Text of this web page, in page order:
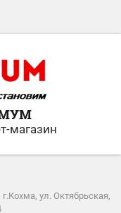
магазин
ул. Октябрьская,